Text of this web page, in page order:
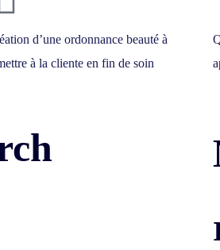
d’une ordonnance beauté à
à la cliente en fin de soin